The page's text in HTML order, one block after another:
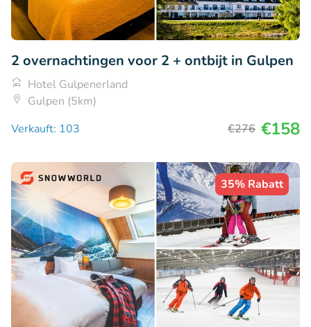
2 overnachtingen voor 2 + ontbijt in Gulpen
Hotel Gulpenerland
Gulpen (5km)
Verkauft: 103
€276 €158
35% Rabatt